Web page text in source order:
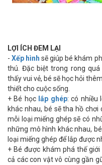
LỢI ÍCH ĐEM LẠI
- Xếp hình sẽ giúp bé khám
thú. Đặc biệt trong rong quá
thấy vui vẻ, bé sẽ học hỏi
thiết cho cuộc sống.
+ Bé học lắp ghép: có nhiều
khác nhau, bé sẽ tha hồ chơi
mỗi loại miếng ghép sẽ có
những mô hình khác nhau,
loại miếng ghép để lắp được
+ Bé được khám phá thế
cả các con vật vô cùng gần